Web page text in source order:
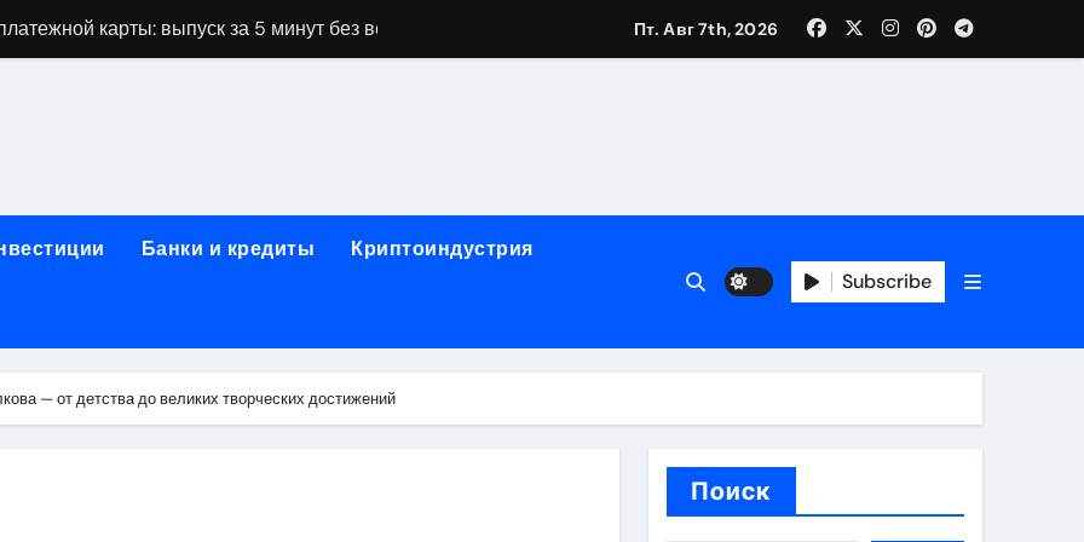
карты: выпуск за 5 минут без верификации и без банков, пополнение в USDT
важные нюансы при оформлении полиса
требования
лент RGB, CCT и диммеры: технические характеристики и требования для КЗ и РФ
виды, оборудование и требования безопасности
карту без визита в офис
Пт. Авг 7th, 2026
Банки и кредиты Криптоиндустрия
Subscribe
— от детства до великих творческих достижений
Поиск